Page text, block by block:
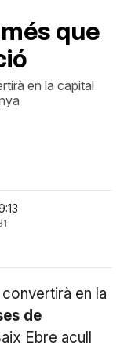
que
en la capital
en la
de
Ebre acull